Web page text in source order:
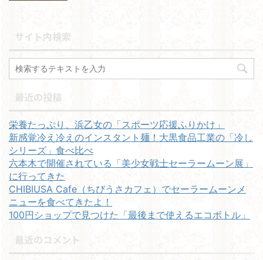
サイト内検索
最近の投稿
栄養たっぷり、浜乙女の「スポーツ応援ふりかけ」
新感覚冷え冷えのインスタント麺！大黒食品工業の「冷し
シリーズ」食べ比べ
六本木で開催されている「美少女戦士セーラームーン展」
に行ってきた
CHIBIUSA Cafe（ちびうさカフェ）でセーラームーンメ
ニューを食べてきたよ！
100円ショップで見つけた「最後まで使えるエコボトル」
最近のコメント